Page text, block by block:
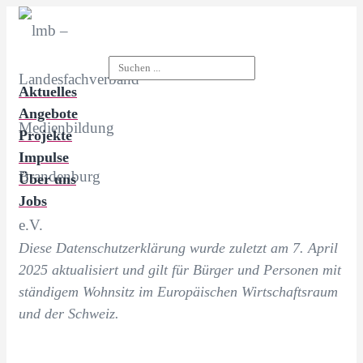
Search
for:
Aktuelles
Angebote
Projekte
Impulse
Über uns
Jobs
Diese Datenschutzerklärung wurde zuletzt am 7. April
2025 aktualisiert und gilt für Bürger und Personen mit
ständigem Wohnsitz im Europäischen Wirtschaftsraum
und der Schweiz.